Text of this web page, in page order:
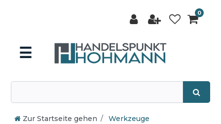
0
☰
Zur Startseite gehen
Werkzeuge